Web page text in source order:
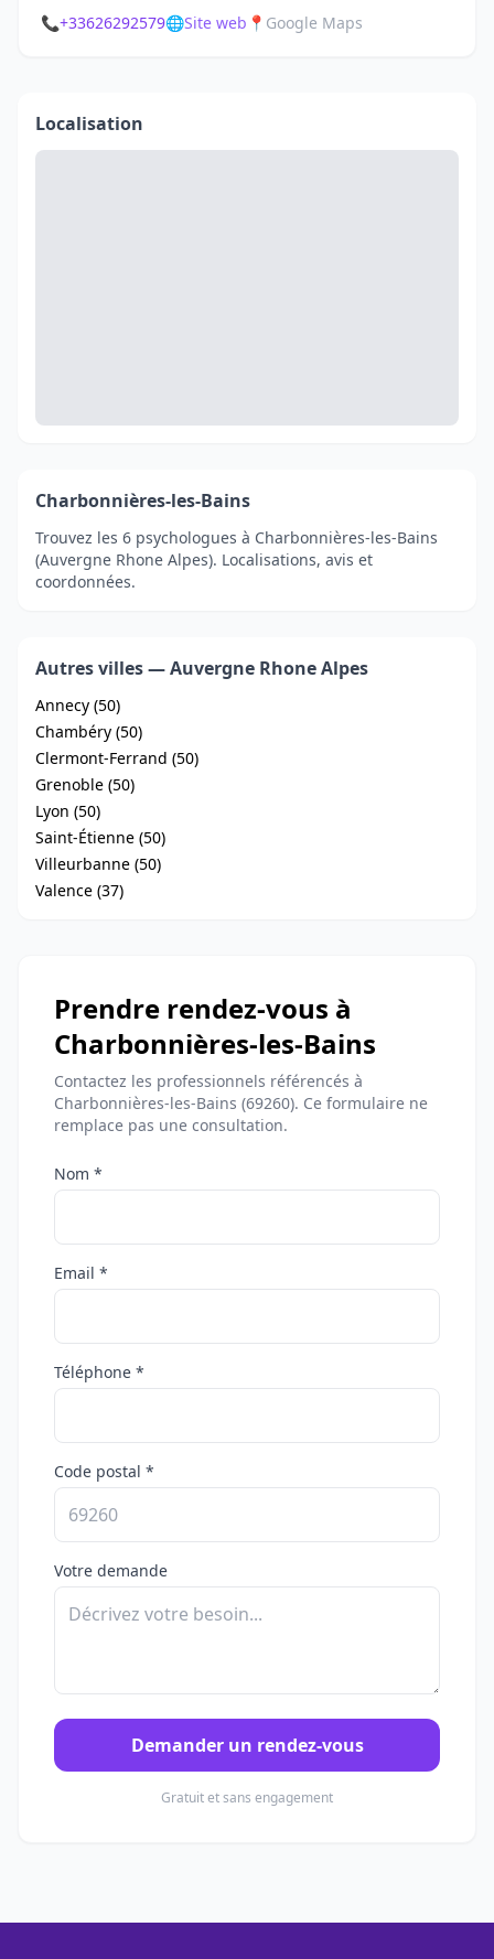
📞+33626292579🌐Site web 📍 Google Maps
Localisation
Charbonnières-les-Bains
Trouvez les 6 psychologues à Charbonnières-les-Bains
(Auvergne Rhone Alpes). Localisations, avis et
coordonnées.
Autres villes — Auvergne Rhone Alpes
Annecy (50)
Chambéry (50)
Clermont-Ferrand (50)
Grenoble (50)
Lyon (50)
Saint-Étienne (50)
Villeurbanne (50)
Valence (37)
Prendre rendez-vous à
Charbonnières-les-Bains
Contactez les professionnels référencés à
Charbonnières-les-Bains (69260). Ce formulaire ne
remplace pas une consultation.
Nom *
Email *
Téléphone *
Code postal *
Votre demande
Demander un rendez-vous
Gratuit et sans engagement